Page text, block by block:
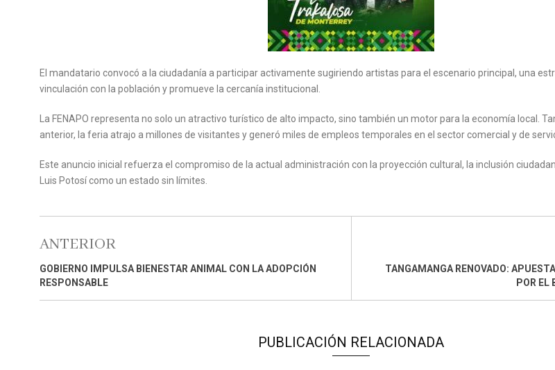
El mandatario convocó a la ciudadanía a participar activamente sugiriendo artistas para el escenario principal, una
vinculación con la población y promueve la cercanía institucional.
La FENAPO representa no solo un atractivo turístico de alto impacto, sino también un motor para la economía local.
anterior, la feria atrajo a millones de visitantes y generó miles de empleos temporales en el sector comercial y de
Este anuncio inicial refuerza el compromiso de la actual administración con la proyección cultural, la inclusión
Luis Potosí como un estado sin límites.
ANTERIOR
GOBIERNO IMPULSA BIENESTAR ANIMAL CON LA ADOPCIÓN
RESPONSABLE
TANGAMANGA RENOVADO:
POR EL
PUBLICACIÓN RELACIONADA